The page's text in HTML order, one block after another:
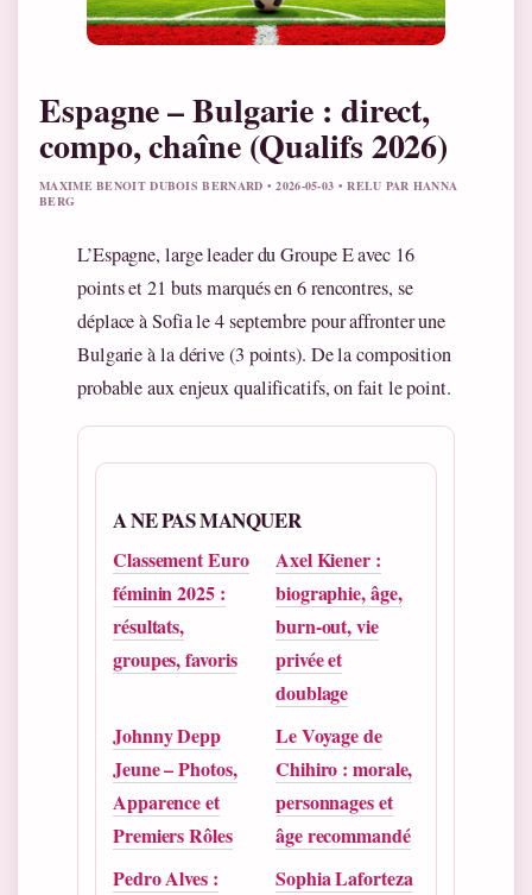
Espagne – Bulgarie : direct,
compo, chaîne (Qualifs 2026)
MAXIME BENOIT DUBOIS BERNARD • 2026-05-03 • RELU PAR HANNA
BERG
L’Espagne, large leader du Groupe E avec 16
points et 21 buts marqués en 6 rencontres, se
déplace à Sofia le 4 septembre pour affronter une
Bulgarie à la dérive (3 points). De la composition
probable aux enjeux qualificatifs, on fait le point.
A NE PAS MANQUER
Classement Euro
féminin 2025 :
résultats,
groupes, favoris
Axel Kiener :
biographie, âge,
burn-out, vie
privée et
doublage
Johnny Depp
Jeune – Photos,
Apparence et
Premiers Rôles
Le Voyage de
Chihiro : morale,
personnages et
âge recommandé
Pedro Alves :
Sophia Laforteza